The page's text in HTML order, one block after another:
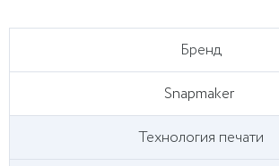
Бренд
Snapmaker
Технология печати